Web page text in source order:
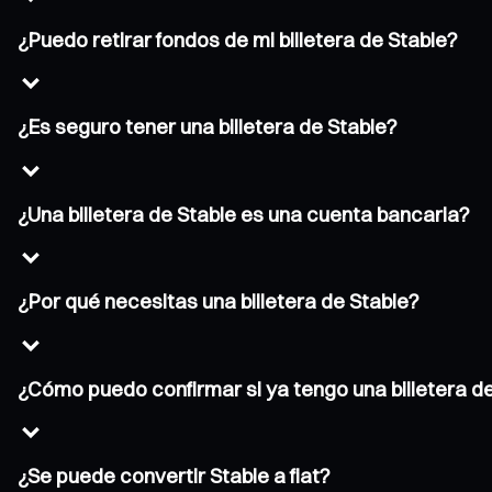
¿Puedo retirar fondos de mi billetera de Stable?
¿Es seguro tener una billetera de Stable?
¿Una billetera de Stable es una cuenta bancaria?
¿Por qué necesitas una billetera de Stable?
¿Cómo puedo confirmar si ya tengo una billetera
¿Se puede convertir Stable a fiat?